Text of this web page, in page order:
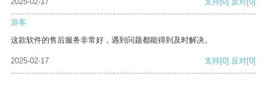
游客
这款软件的售后服务非常好，遇到问题都能得到及时解决。
2025-02-17 支持[0] 反对[0]